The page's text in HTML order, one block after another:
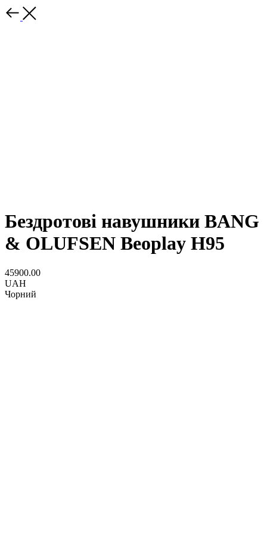
Бездротові навушники BANG
& OLUFSEN Beoplay H95
45900.00
UAH
Чорний